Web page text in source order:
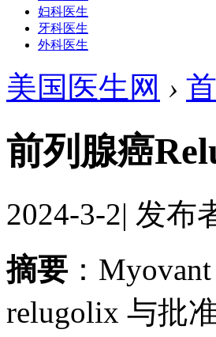
妇科医生
牙科医生
外科医生
美国医生网 ›
前列腺癌
2024-3-2| 发布
摘要 ：
relugolix 与批